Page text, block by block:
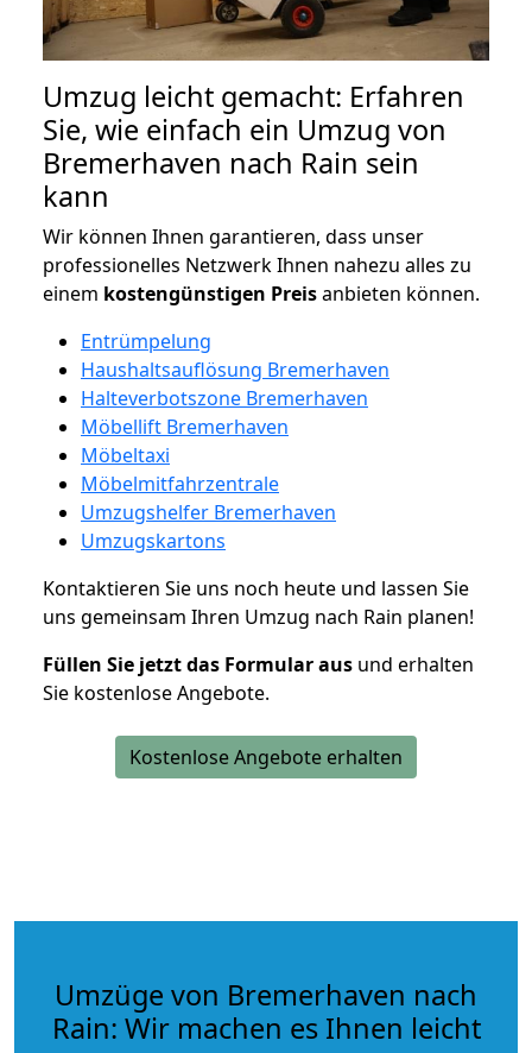
Umzug leicht gemacht: Erfahren
Sie, wie einfach ein Umzug von
Bremerhaven nach Rain sein
kann
Wir können Ihnen garantieren, dass unser
professionelles Netzwerk Ihnen nahezu alles zu
einem kostengünstigen Preisanbieten können.
Entrümpelung
Haushaltsauflösung Bremerhaven
Halteverbotszone Bremerhaven
Möbellift Bremerhaven
Möbeltaxi
Möbelmitfahrzentrale
Umzugshelfer Bremerhaven
Umzugskartons
Kontaktieren Sie uns noch heute und lassen Sie
uns gemeinsam Ihren Umzug nach Rain planen!
Füllen Sie jetzt das Formular aus und erhalten
Sie kostenlose Angebote.
Kostenlose Angebote erhalten
Umzüge von Bremerhaven nach
Rain: Wir machen es Ihnen leicht